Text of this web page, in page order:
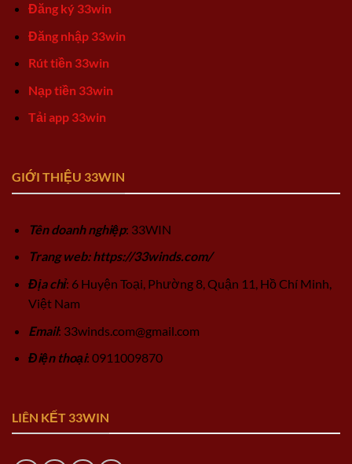
Đăng ký 33win
Đăng nhập 33win
Rút tiền 33win
Nạp tiền 33win
Tải app 33win
GIỚI THIỆU 33WIN
Tên doanh nghiệp: 33WIN
Trang web: https://33winds.com/
Địa chỉ: 6 Huyện Toại, Phường 8, Quận 11, Hồ Chí Minh,
Việt Nam
Email: 33winds.com@gmail.com
Điện thoại: 0911009870
LIÊN KẾT 33WIN